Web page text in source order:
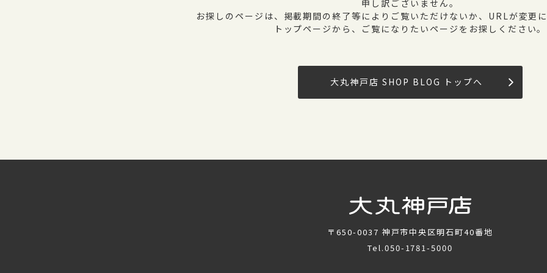
申し訳ございません。
お探しのページは、掲載期間の終了等によりご覧いただけないか、URLが変更に
トップページから、ご覧になりたいページをお探しください。
大丸神戸店 SHOP BLOG トップへ
〒650-0037 神戸市中央区明石町40番地
Tel.050-1781-5000